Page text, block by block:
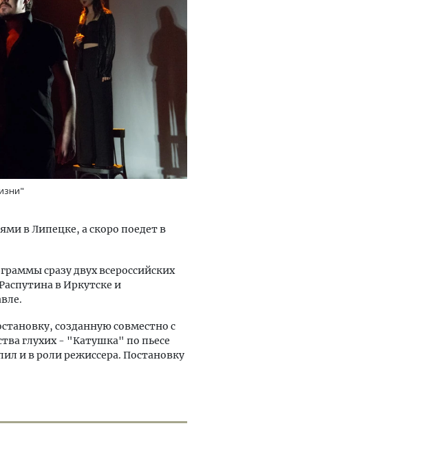
в Липецке, а скоро поедет в
сразу двух всероссийских
в Иркутске и
созданную совместно с
глухих - "Катушка" по пьесе
и в роли режиссера. Постановку